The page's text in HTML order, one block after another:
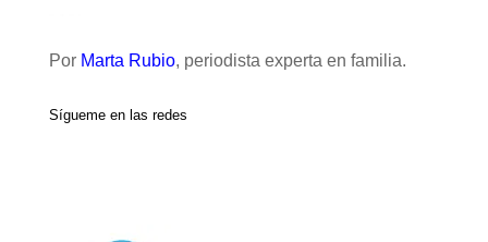
Por Marta Rubio, periodista experta en familia.
Sígueme en las redes